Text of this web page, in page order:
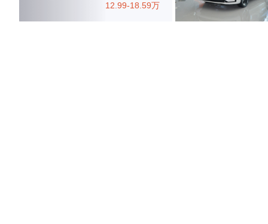
12.99-18.59万